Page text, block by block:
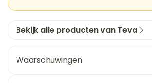
Bekijk alle producten van Teva
Waarschuwingen